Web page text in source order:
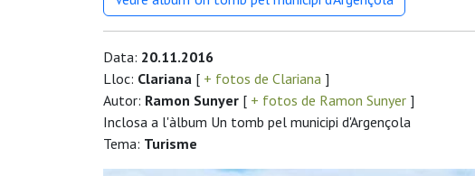
Data: 20.11.2016
Lloc: Clariana [ + fotos de Clariana ]
Autor: Ramon Sunyer [ + fotos de Ramon Sunyer ]
Inclosa a l'àlbum Un tomb pel municipi d'Argençola
Tema: Turisme